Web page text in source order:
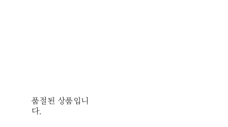
품절된 상품입니
다.